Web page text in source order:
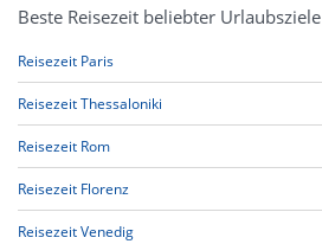
Beste Reisezeit beliebter Urlaubsziele
Reisezeit Paris
Reisezeit Thessaloniki
Reisezeit Rom
Reisezeit Florenz
Reisezeit Venedig